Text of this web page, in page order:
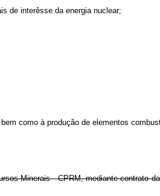
de interêsse da energia nuclear;
como à produção de elementos
Minerais - CPRM, mediante contrato